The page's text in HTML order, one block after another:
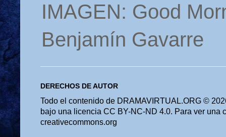
IMAGEN: Good
Benjamín Gavarre
DERECHOS DE AUTOR
Todo el contenido de DRAMAVIRTUAL.ORG ©
bajo una licencia CC BY-NC-ND 4.0. Para ver una
creativecommons.org